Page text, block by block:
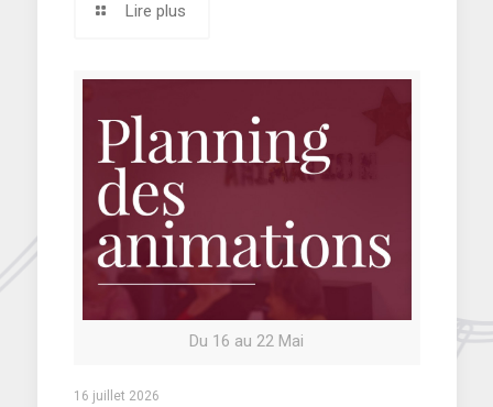
Lire plus
Du 16 au 22 Mai
16 juillet 2026